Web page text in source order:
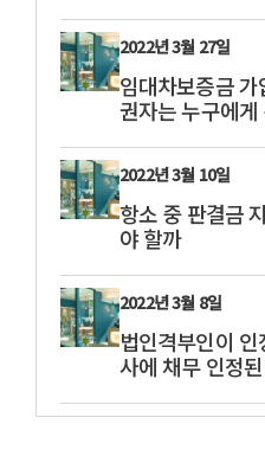
2022년 3월 27일
임대차보증금
권자는 누구에
2022년 3월 10일
항소 중 판결금
야 할까
2022년 3월 8일
법인격부인이
사에 채무 인정